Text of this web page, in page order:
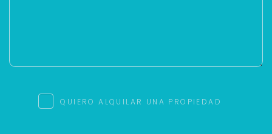
QUIERO ALQUILAR UNA PROPIEDAD